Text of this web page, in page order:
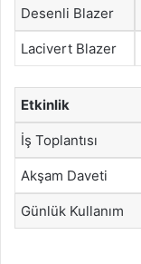
Desenli Blazer
Lacivert Blazer
Etkinlik
İş Toplantısı
Akşam Daveti
Günlük Kullanım